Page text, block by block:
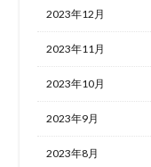
2023年12月
2023年11月
2023年10月
2023年9月
2023年8月